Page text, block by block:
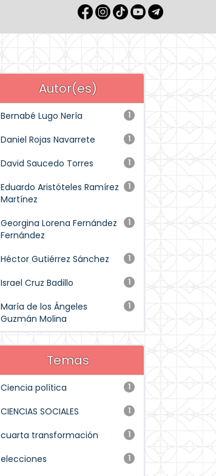
Autor(es)
1
Bernabé Lugo Nería
1
Daniel Rojas Navarrete
1
David Saucedo Torres
1
Eduardo Aristóteles Ramírez
Martínez
1
Georgina Lorena Fernández
Fernández
1
Héctor Gutiérrez Sánchez
1
Israel Cruz Badillo
1
María de los Ángeles
Guzmán Molina
Temas
1
Ciencia política
1
CIENCIAS SOCIALES
1
cuarta transformación
1
elecciones